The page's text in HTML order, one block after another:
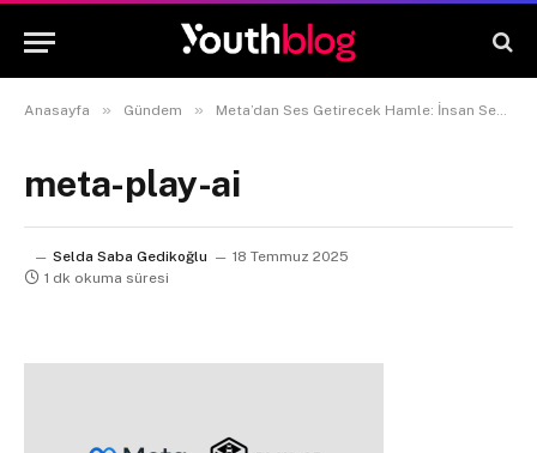
Anasayfa » Gündem » Meta’dan Ses Getirecek Hamle: İnsan Sesi Üretebilen Play AI, Meta Bünyesine Katıldı
meta-play-ai
Selda Saba Gedikoğlu
18 Temmuz 2025
1 dk okuma süresi